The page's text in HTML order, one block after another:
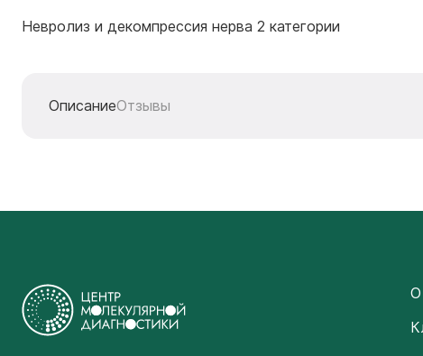
Невролиз и декомпрессия нерва 2 категории
ОписаниеОтзывы
О